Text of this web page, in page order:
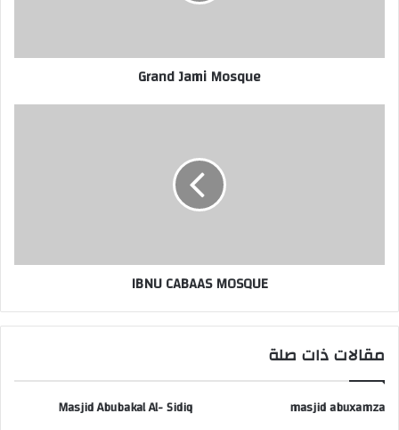
Grand Jami Mosque
IBNU CABAAS MOSQUE
مقالات ذات صلة
masjid abuxamza
Masjid Abubakal Al- Sidiq